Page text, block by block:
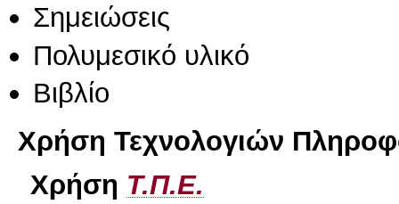
Σημειώσεις
Πολυμεσικό υλικό
Βιβλίο
Χρήση Τεχνολογιών
Χρήση Τ.Π.Ε.